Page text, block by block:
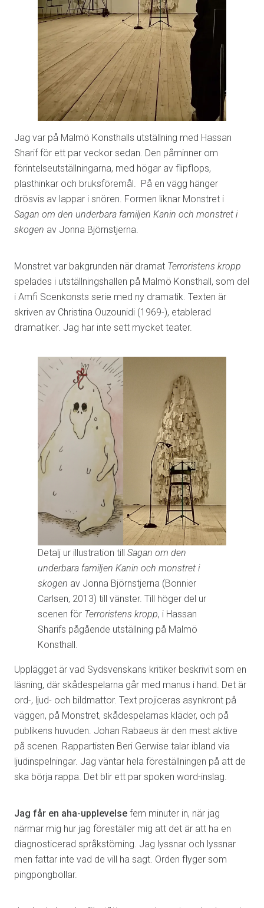
Jag var på Malmö Konsthalls utställning med Hassan
Sharif för ett par veckor sedan. Den påminner om
förintelseutställningarna, med högar av flipflops,
plasthinkar och bruksföremål. På en vägg hänger
drösvis av lappar i snören. Formen liknar Monstret i
Sagan om den underbara familjen Kanin och monstret i
skogen av Jonna Björnstjerna.
Monstret var bakgrunden när dramat Terroristens kropp
spelades i utställningshallen på Malmö Konsthall, som del
i Amfi Scenkonsts serie med ny dramatik. Texten är
skriven av Christina Ouzounidi (1969-), etablerad
dramatiker. Jag har inte sett mycket teater.
Detalj ur illustration till Sagan om den
underbara familjen Kanin och monstret i
skogen av Jonna Björnstjerna (Bonnier
Carlsen, 2013) till vänster. Till höger del ur
scenen för Terroristens kropp, i Hassan
Sharifs pågående utställning på Malmö
Konsthall.
Upplägget är vad Sydsvenskans kritiker beskrivit som en
läsning, där skådespelarna går med manus i hand. Det är
ord-, ljud- och bildmattor. Text projiceras asynkront på
väggen, på Monstret, skådespelarnas kläder, och på
publikens huvuden. Johan Rabaeus är den mest aktive
på scenen. Rappartisten Beri Gerwise talar ibland via
ljudinspelningar. Jag väntar hela föreställningen på att de
ska börja rappa. Det blir ett par spoken word-inslag.
Jag får en aha-upplevelse fem minuter in, när jag
närmar mig hur jag föreställer mig att det är att ha en
diagnosticerad språkstörning. Jag lyssnar och lyssnar
men fattar inte vad de vill ha sagt. Orden flyger som
pingpongbollar.